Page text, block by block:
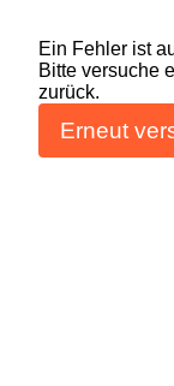
Ein Fehler ist
Bitte versuche
zurück.
Erneut